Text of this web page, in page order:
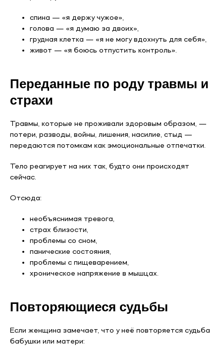
спина — «я держу чужое»,
голова — «я думаю за двоих»,
грудная клетка — «я не могу вдохнуть для себя»,
живот — «я боюсь отпустить контроль».
Переданные по роду травмы и
страхи
Травмы, которые не проживали здоровым образом, —
потери, разводы, войны, лишения, насилие, стыд —
передаются потомкам как эмоциональные отпечатки.
Тело реагирует на них так, будто они происходят
сейчас.
Отсюда:
необъяснимая тревога,
страх близости,
проблемы со сном,
панические состояния,
проблемы с пищеварением,
хроническое напряжение в мышцах.
Повторяющиеся судьбы
Если женщина замечает, что у неё повторяется судьба
бабушки или матери: